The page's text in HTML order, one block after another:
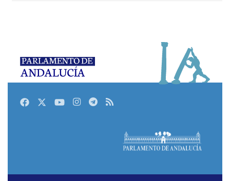
FacebookTwitterYoutubeInstagram
Telegram
RSS